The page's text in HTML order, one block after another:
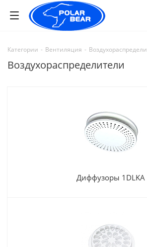
Категории - Вентиляция -
Воздухораспределители
Диффузоры 1DLKA